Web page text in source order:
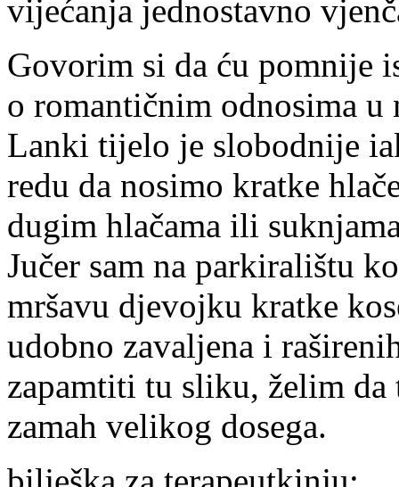
vijećanja jednostavno
Govorim si da ću pomnije
o romantičnim odnosima u
Lanki tijelo je slobodnije
redu da nosimo kratke
dugim hlačama ili
Jučer sam na parkiralištu
mršavu djevojku kratke
udobno zavaljena i
zapamtiti tu sliku, želim da
zamah velikog dosega.